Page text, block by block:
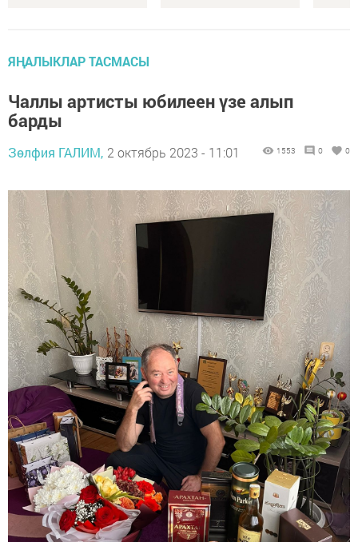
ЯҢАЛЫКЛАР ТАСМАСЫ
Чаллы артисты юбилеен үзе алып
барды
Зөлфия ГАЛИМ, 2 октябрь 2023 - 11:01 1553 0 0